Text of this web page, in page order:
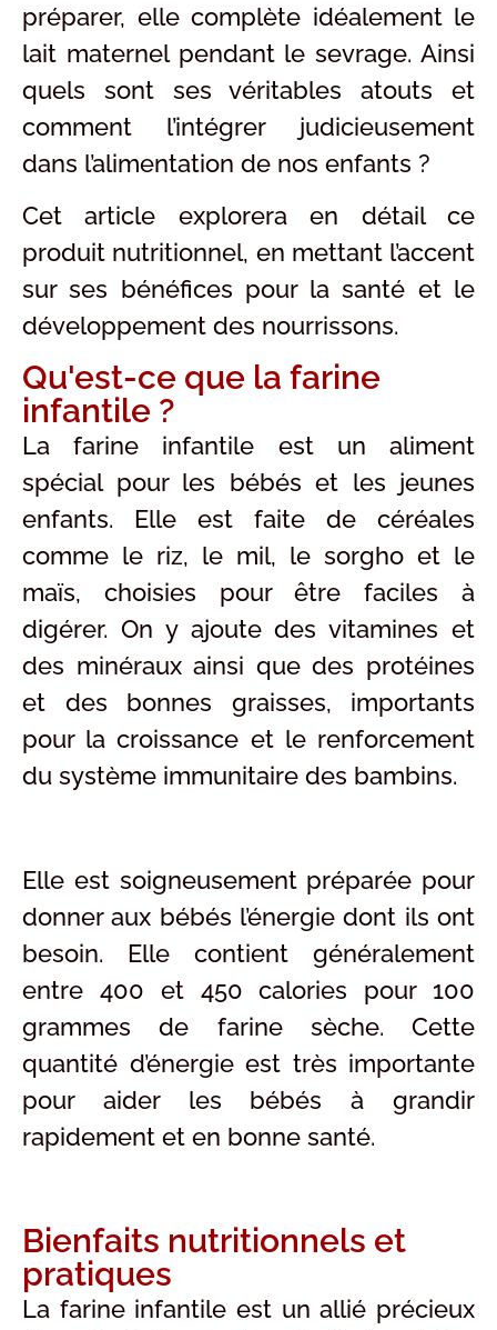
préparer, elle complète idéalement le
lait maternel pendant le sevrage. Ainsi
quels sont ses véritables atouts et
comment l’intégrer judicieusement
dans l’alimentation de nos enfants ?
Cet article explorera en détail ce
produit nutritionnel, en mettant l’accent
sur ses bénéfices pour la santé et le
développement des nourrissons.
Qu'est-ce que la farine
infantile ?
La farine infantile est un aliment
spécial pour les bébés et les jeunes
enfants. Elle est faite de céréales
comme le riz, le mil, le sorgho et le
maïs, choisies pour être faciles à
digérer. On y ajoute des vitamines et
des minéraux ainsi que des protéines
et des bonnes graisses, importants
pour la croissance et le renforcement
du système immunitaire des bambins.
Elle est soigneusement préparée pour
donner aux bébés l’énergie dont ils ont
besoin. Elle contient généralement
entre 400 et 450 calories pour 100
grammes de farine sèche. Cette
quantité d’énergie est très importante
pour aider les bébés à grandir
rapidement et en bonne santé.
Bienfaits nutritionnels et
pratiques
La farine infantile est un allié précieux